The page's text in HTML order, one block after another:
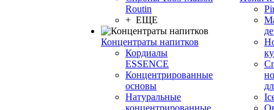
Routin
+ ЕЩЕ
Концентраты напитков
Кордиалы
ESSENCE
Концентрированные
основы
Натуральные
концентрированные